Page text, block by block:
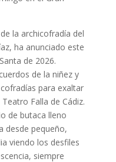
la archicofradía del
ha anunciado este
de 2026.
de la niñez y
para exaltar
Falla de Cádiz.
de butaca lleno
desde pequeño,
viendo los desfiles
siempre